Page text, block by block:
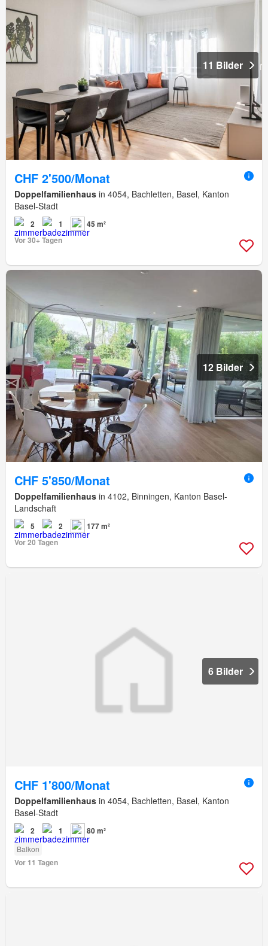
11 Bilder
CHF 2'500/Monat
Doppelfamilienhaus in 4054, Bachletten, Basel, Kanton
Basel-Stadt
2 1
45 m²
Vor 30+ Tagen
12 Bilder
CHF 5'850/Monat
Doppelfamilienhaus in 4102, Binningen, Kanton Basel-
Landschaft
5 2
177 m²
Vor 20 Tagen
6 Bilder
CHF 1'800/Monat
Doppelfamilienhaus in 4054, Bachletten, Basel, Kanton
Basel-Stadt
2 1 80 m²
Balkon
Vor 11 Tagen